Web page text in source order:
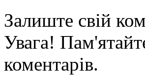
Залиште свій
Увага!
коментарів.